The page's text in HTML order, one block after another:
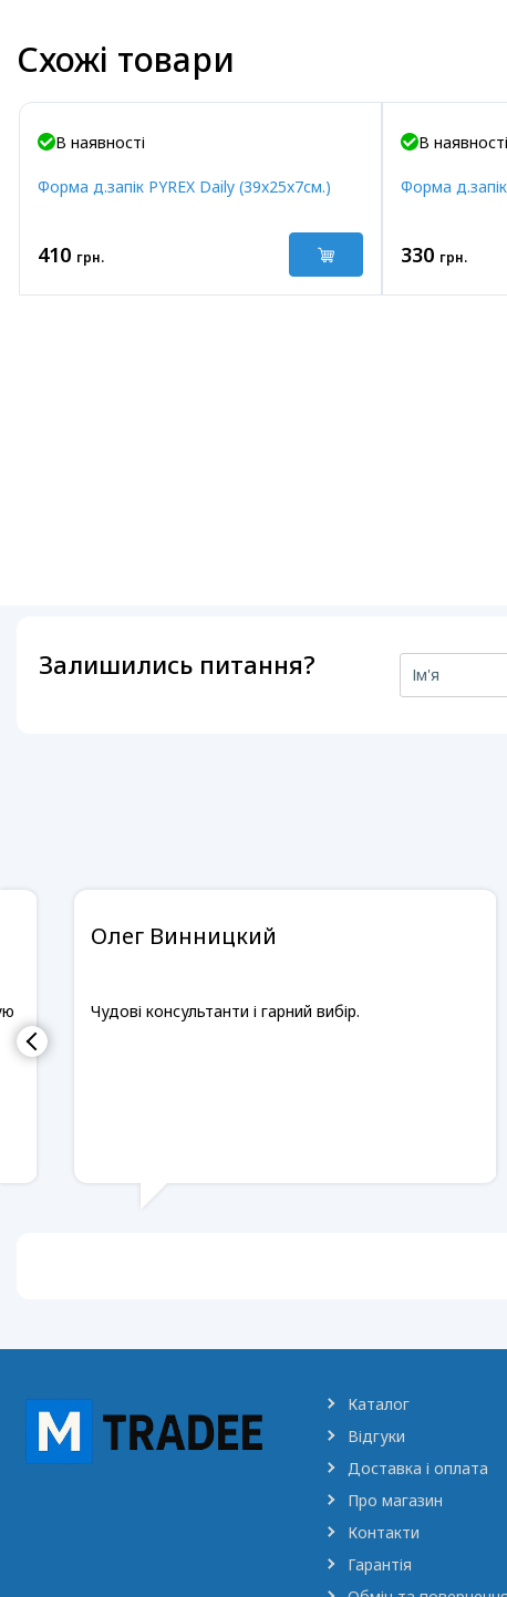
Схожі товари
В наявності
Форма д.запік PYREX Daily (39x25x7см.)
410 грн.
В наявності
Форма
330 грн.
Залишились питання?
Олег Винницкий
Чудові консультанти і гарний вибір.
Каталог
Відгуки
Доставка і оплата
Про магазин
Контакти
Гарантія